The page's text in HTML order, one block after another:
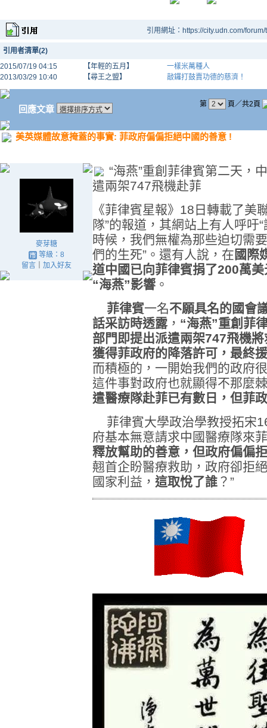
引用網址：https://city.udn.com/
引用者清單(2)
2015/07/19 04:15
【年輕的五月】
一樣米萬種人
2013/03/29 10:40
【尋王之盟】 敲鑼打鼓賣功德的慈濟！
回應文章 第 頁／共2頁
美英媒體故意掩蓋的事實: 菲政府偏偏拒絕中國的善意 !
麥芽糖
等級：8
留言｜ 加入好友
“海燕”重創菲律賓第二天，
遣兩架747飛機赴菲
《菲律賓星報》18日轉載了美
隊”的報道，其網站上有人呼吁
時候，我們無權為那些迫切需
們的生死”。還有人說，在 國際
道中國已向菲律賓捐了200萬
“海燕”影響 。
菲律賓一名不願具名的國會
話采訪時透露， “海燕”重創菲
部門即提出派遣兩架747飛機
獲得菲政府的降落許可，最終
而積極的，一開始我們的政府
這件事對政府也就顯得不那麼
遣醫療隊赴菲已有數日，但菲
菲律賓大學政治學教授拓宋
府基本無意請求中國醫療隊來
釋放幫助的善意，但政府偏偏
翹首企盼醫療救助，政府卻拒
國家利益， 這取悅了誰 ？”